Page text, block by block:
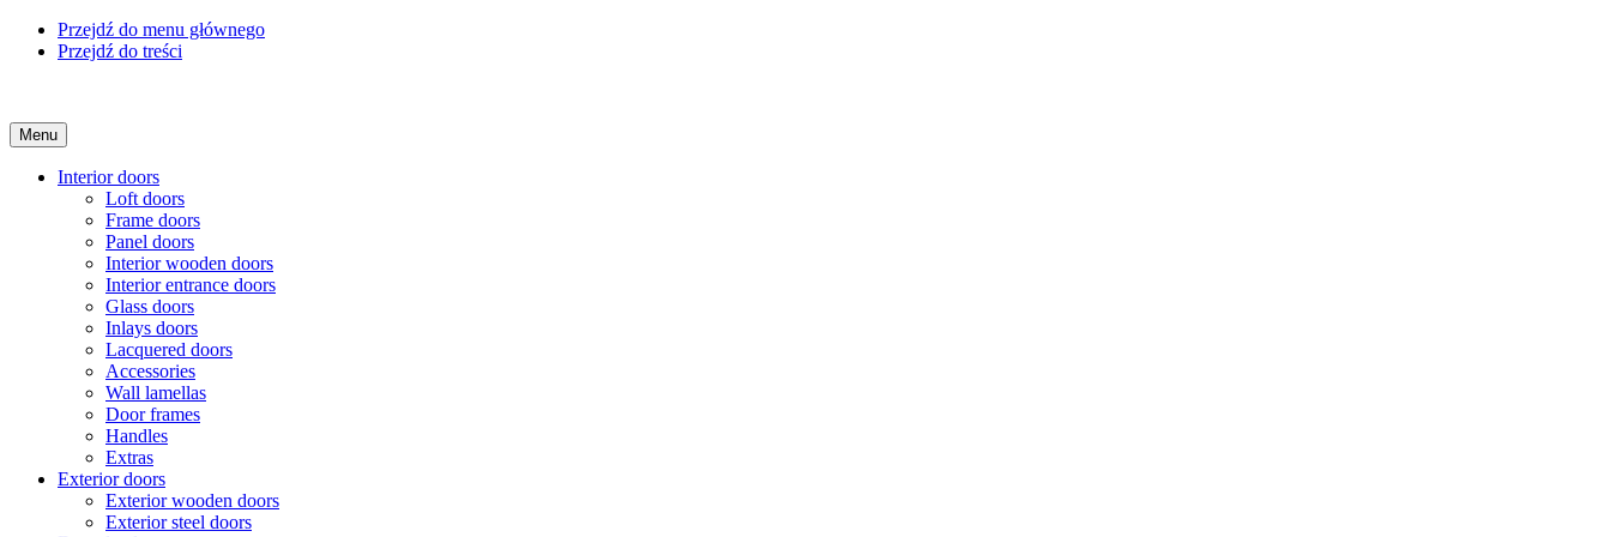
Przejdź do menu głównego
Przejdź do treści
Menu
Interior doors
Loft doors
Frame doors
Panel doors
Interior wooden doors
Interior entrance doors
Glass doors
Inlays doors
Lacquered doors
Accessories
Wall lamellas
Door frames
Handles
Extras
Exterior doors
Exterior wooden doors
Exterior steel doors